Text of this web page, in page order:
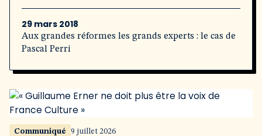
29 mars 2018
Aux grandes réformes les grands experts : le cas de
Pascal Perri
Communiqué 9 juillet 2026